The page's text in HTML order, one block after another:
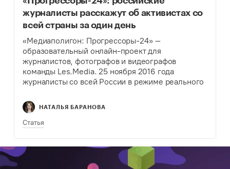
журналисты расскажут об активистах со
всей страны за один день
«Медиаполигон: Прогрессоры-24» –
образовательный онлайн-проект для
журналистов, фотографов и видеографов
команды Les.Media. 25 ноября 2016 года
журналисты со всей России в режиме реального
репортажи из жизни людей, которые делают мир
вокруг себя лучше. Интернет-проект Les.Media…
НАТАЛЬЯ БАРАНОВА
Статья